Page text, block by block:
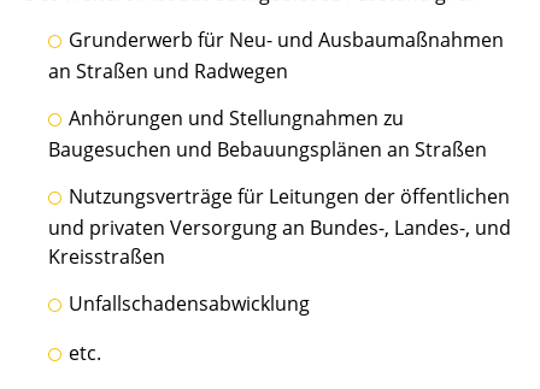
Grunderwerb für Neu- und Ausbaumaßnahmen
an Straßen und Radwegen
Anhörungen und Stellungnahmen zu
Baugesuchen und Bebauungsplänen an Straßen
Nutzungsverträge für Leitungen der öffentlichen
und privaten Versorgung an Bundes-, Landes-, und
Kreisstraßen
Unfallschadensabwicklung
etc.